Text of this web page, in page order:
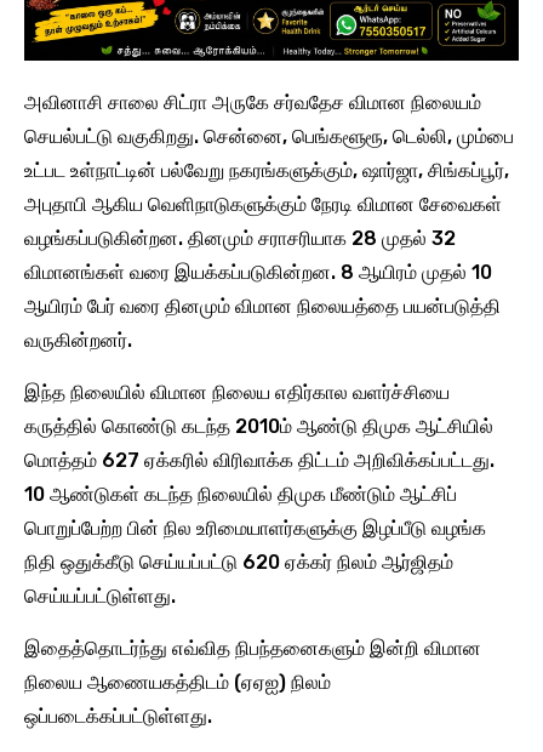
அவினாசி சாலை சிட்ரா அருகே சர்வதேச விமான நிலையம்
செயல்பட்டு வகுகிறது. சென்னை, பெங்களூரூ, டெல்லி, மும்பை
உட்பட உள்நாட்டின் பல்வேறு நகரங்களுக்கும், ஷார்ஜா, சிங்கப்பூர்,
அபுதாபி ஆகிய வெளிநாடுகளுக்கும் நேரடி விமான சேவைகள்
வழங்கப்படுகின்றன. தினமும் சராசரியாக 28 முதல் 32
விமானங்கள் வரை இயக்கப்படுகின்றன. 8 ஆயிரம் முதல் 10
ஆயிரம் பேர் வரை தினமும் விமான நிலையத்தை பயன்படுத்தி
வருகின்றனர்.
இந்த நிலையில் விமான நிலைய எதிர்கால வளர்ச்சியை
கருத்தில் கொண்டு கடந்த 2010ம் ஆண்டு திமுக ஆட்சியில்
மொத்தம் 627 ஏக்கரில் விரிவாக்க திட்டம் அறிவிக்கப்பட்டது.
10 ஆண்டுகள் கடந்த நிலையில் திமுக மீண்டும் ஆட்சிப்
பொறுப்பேற்ற பின் நில உரிமையாளர்களுக்கு இழப்பீடு வழங்க
நிதி ஒதுக்கீடு செய்யப்பட்டு 620 ஏக்கர் நிலம் ஆர்ஜிதம்
செய்யப்பட்டுள்ளது.
இதைத்தொடர்ந்து எவ்வித நிபந்தனைகளும் இன்றி விமான
நிலைய ஆணையகத்திடம் (ஏஏஐ) நிலம்
ஒப்படைக்கப்பட்டுள்ளது.